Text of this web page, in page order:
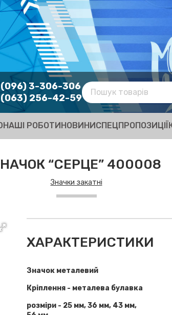
3-306-306
(063) 256-42-59
НАШІ РОБОТИНОВИНИСПЕЦПРОПОЗИЦІЇ
“СЕРЦЕ” 400008
Значки закатні
ХАРАКТЕРИСТИКИ
Значок металевий
Кріплення - металева булавка
розміри - 25 мм, 36 мм, 43 мм,